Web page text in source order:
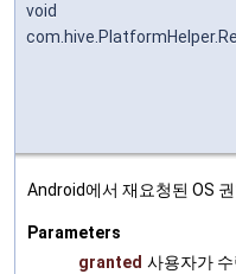
void
Android에서 재요청된 OS
Parameters
granted 사용자가